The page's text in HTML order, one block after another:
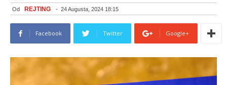
Od REJTING - 24 Augusta, 2024 18:15
Facebook Twitter Google+